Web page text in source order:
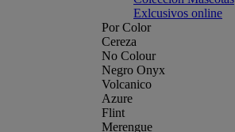
Exlcusivos online
Por Color
Cereza
No Colour
Negro Onyx
Volcanico
Azure
Flint
Merengue